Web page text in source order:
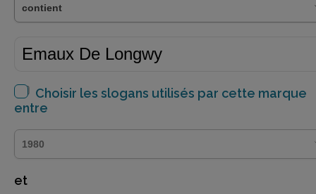
Choisir les slogans utilisés par cette marque
entre
et